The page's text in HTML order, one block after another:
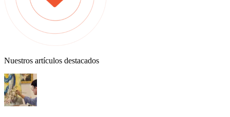
Nuestros artículos destacados